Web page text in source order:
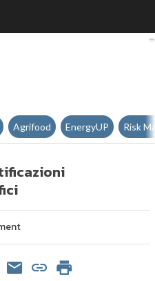
guida per le certificazioni
Agrifood EnergyUP Risk